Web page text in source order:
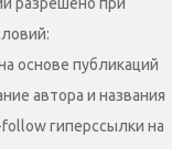
основе публикаций
автора и названия
гиперссылки на